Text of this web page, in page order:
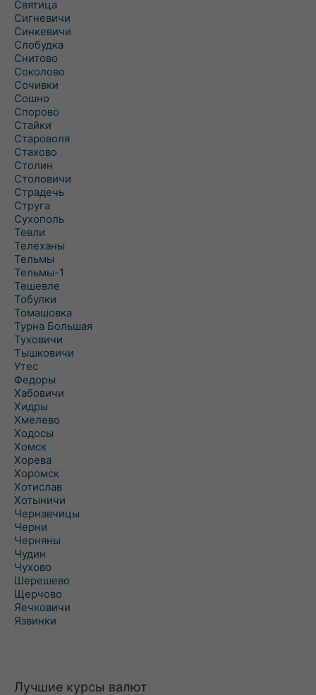
Святица
Сигневичи
Синкевичи
Слобудка
Снитово
Соколово
Сочивки
Сошно
Спорово
Стайки
Староволя
Стахово
Столин
Столовичи
Страдечь
Струга
Сухополь
Тевли
Телеханы
Тельмы
Тельмы-1
Тешевле
Тобулки
Томашовка
Турна Большая
Туховичи
Тышковичи
Утес
Федоры
Хабовичи
Хидры
Хмелево
Ходосы
Хомск
Хорева
Хоромск
Хотислав
Хотыничи
Чернавчицы
Черни
Черняны
Чудин
Чухово
Шерешево
Щерчово
Яечковичи
Язвинки
Лучшие курсы валют